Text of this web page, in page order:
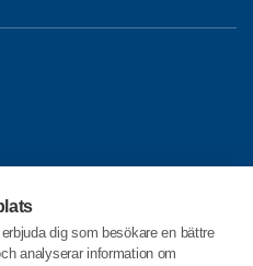
dig som besökare en bättre
analyserar information om